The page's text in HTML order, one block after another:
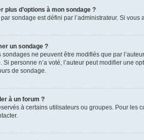
plus d’options à mon sondage ?
sondage est défini par l’administrateur. Si
un sondage ?
ne peuvent être modifiés que par
personne n’a voté, l’auteur peut modifier une
de sondage.
à un forum ?
à certains utilisateurs ou groupes. Pour les